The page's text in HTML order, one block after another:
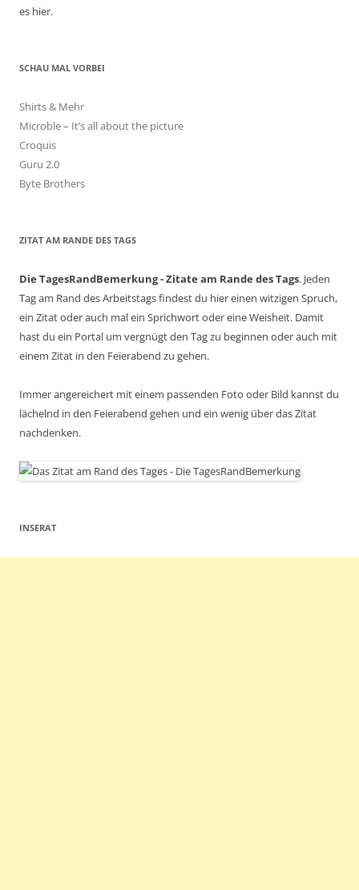
es hier.
SCHAU MAL VORBEI
Shirts & Mehr
Microble – It’s all about the picture
Croquis
Guru 2.0
Byte Brothers
ZITAT AM RANDE DES TAGS
Die TagesRandBemerkung - Zitate am Rande des Tags. Jeden
Tag am Rand des Arbeitstags findest du hier einen witzigen Spruch,
ein Zitat oder auch mal ein Sprichwort oder eine Weisheit. Damit
hast du ein Portal um vergnügt den Tag zu beginnen oder auch mit
einem Zitat in den Feierabend zu gehen.
Immer angereichert mit einem passenden Foto oder Bild kannst du
lächelnd in den Feierabend gehen und ein wenig über das Zitat
nachdenken.
INSERAT